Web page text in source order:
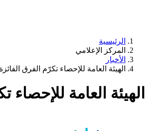
الرئيسية
المركز الإعلامي
الأخبار
الهيئة العامة للإحصاء تكرّم الفرق
الهيئة العامة